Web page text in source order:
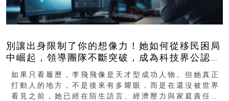
別讓出身限制了你的想像力！她如何從移民困局
中崛起，領導團隊不斷突破，成為科技界公認的
「教母」？
如果只看履歷，李飛飛像是天才型成功人物。但她真正
打動人的地方，不是後來有多耀眼，而是在還沒被世界
看見之前，她已經在陌生語言、經濟壓力與家庭責任之